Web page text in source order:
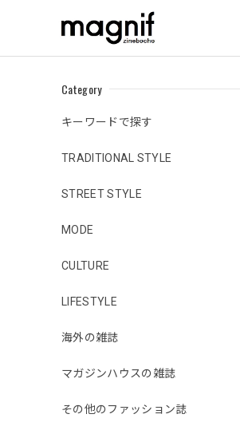
Category
キーワードで探す
TRADITIONAL STYLE
STREET STYLE
MODE
CULTURE
LIFESTYLE
海外の雑誌
マガジンハウスの雑誌
その他のファッション誌